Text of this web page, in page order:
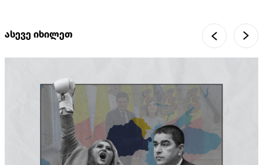
ასევე იხილეთ